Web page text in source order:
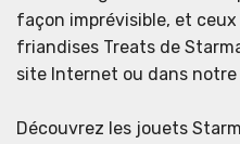
façon imprévisible, et
friandises Treats de
site Internet ou dans notre
Découvrez les jouets